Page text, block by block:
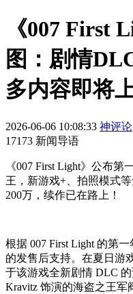
《007 First
图：剧情
多内容即将
2026-06-06 10:08:33 神评论
17173 新闻导语
《007 First Light》公布
王，新游戏+、拍照模式
200万，续作已在路上！
根据 007 First Light 的第
的发售后支持。在夏日游
于该游戏全新剧情 DLC
Kravitz 饰演的海盗之王军